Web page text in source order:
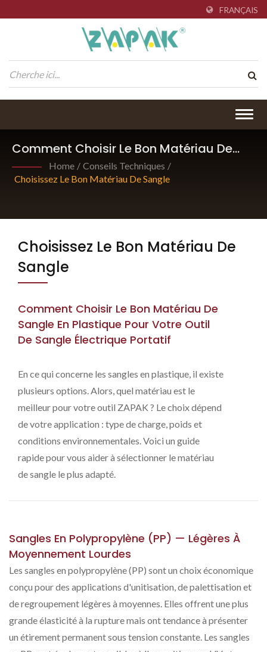
FRANÇAIS
Comment Choisir Le Bon Matériau De
Sangle En Plastique Pour Votre Outil De
Sangle Électrique Portatif
Home / Conseils Techniques /
Choisissez Le Bon Matériau De Sangle
Choisissez Le Bon Matériau De
Sangle
Comment Choisir Le Bon Matériau De
Sangle En Plastique Pour Votre Outil
De Sangle Électrique Portatif
En ce qui concerne les sangles en plastique, il existe
plusieurs options. Alors, quel matériau est le
meilleur pour votre outil ZAPAK ? Le choix dépend
de votre application : type de charge, poids et
conditions environnementales. Voici un guide
rapide pour vous aider à sélectionner le matériau
de sangle le plus adapté.
Sangles En Polypropylène (PP) — Légères À
Moyennement Lourdes
Les sangles en polypropylène (PP) sont un choix économique
conçu pour des applications d'unitisation, de palettisation et
de regroupement légères à moyennes. Elles offrent une plus
grande élasticité à la rupture mais ont tendance à présenter
un étirement permanent sous tension constante. Les sangles